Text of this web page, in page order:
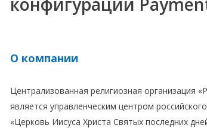
О компании
Централизованная религиозная организация
является управленческим центром
«Церковь Иисуса Христа Святых последних